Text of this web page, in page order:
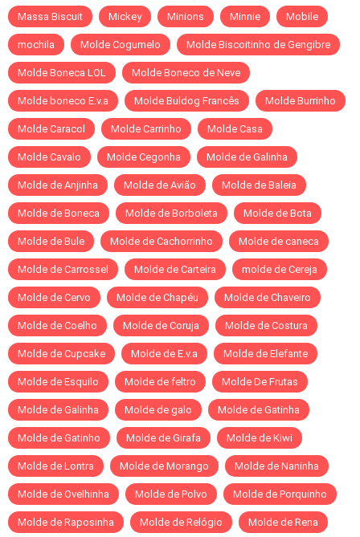
Massa Biscuit Mickey Minions Minnie Mobile
mochila Molde Cogumelo Molde Biscoitinho de Gengibre
Molde Boneca LOL Molde Boneco de Neve
Molde boneco E.v.a Molde Buldog Francês Molde Burrinho
Molde Caracol Molde Carrinho Molde Casa
Molde Cavalo Molde Cegonha Molde de Galinha
Molde de Anjinha Molde de Avião Molde de Baleia
Molde de Boneca Molde de Borboleta Molde de Bota
Molde de Bule Molde de Cachorrinho Molde de caneca
Molde de Carrossel Molde de Carteira molde de Cereja
Molde de Cervo Molde de Chapéu Molde de Chaveiro
Molde de Coelho Molde de Coruja Molde de Costura
Molde de Cupcake Molde de E.v.a Molde de Elefante
Molde de Esquilo Molde de feltro Molde De Frutas
Molde de Galinha Molde de galo Molde de Gatinha
Molde de Gatinho Molde de Girafa Molde de Kiwi
Molde de Lontra Molde de Morango Molde de Naninha
Molde de Ovelhinha Molde de Polvo Molde de Porquinho
Molde de Raposinha Molde de Relógio Molde de Rena